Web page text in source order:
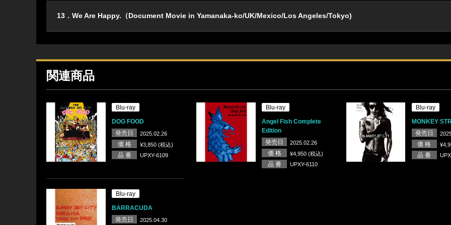
13．We Are Happy.（Document Movie in Yamanaka-ko/UK/Mexico/Los Angeles/Tokyo)
関連商品
Blu-ray
DOG FOOD
発売日
2025.02.26
価 格 ¥3,850 (税込)
品 番 UPXY-6109
Blu-ray
Angel Fish Complete
Edition
発売日
2025.02.26
価 格 ¥4,950 (税込)
品 番 UPXY-6110
Blu-ray
MONKEY
発売日
価 格
品 番
Blu-ray
BARRACUDA
発売日
2025.04.30